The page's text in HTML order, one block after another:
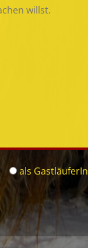
als GastläuferIn